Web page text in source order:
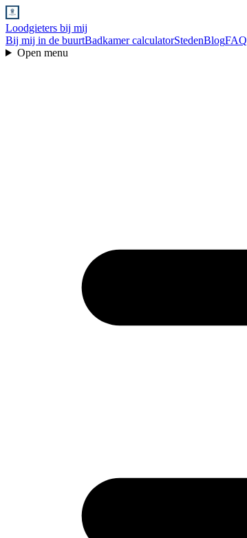
Loodgieters bij mij
Bij mij in de buurtBadkamer calculatorStedenBlogFAQ
Open menu